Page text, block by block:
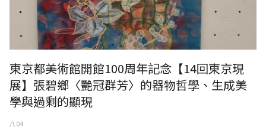
東京都美術館開館100周年記念【14回東京現
展】張碧鄉〈艷冠群芳〉的器物哲學、生成美
學與過剩的顯現
八 04